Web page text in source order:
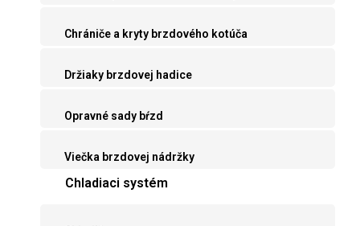
Chrániče a kryty brzdového kotúča
Držiaky brzdovej hadice
Opravné sady bŕzd
Viečka brzdovej nádržky
Chladiaci systém